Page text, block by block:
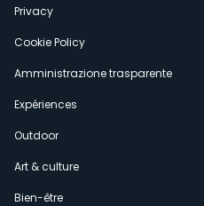
Privacy
Cookie Policy
Amministrazione trasparente
Expériences
Outdoor
Art & culture
Bien-être